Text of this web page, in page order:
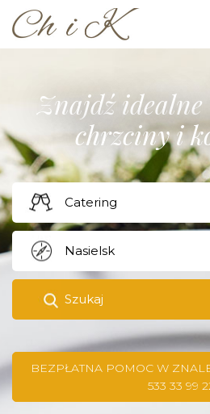
Znajdź idealne
chrzciny i
Szukaj
BEZPŁATNA POMOC W
533 33 99